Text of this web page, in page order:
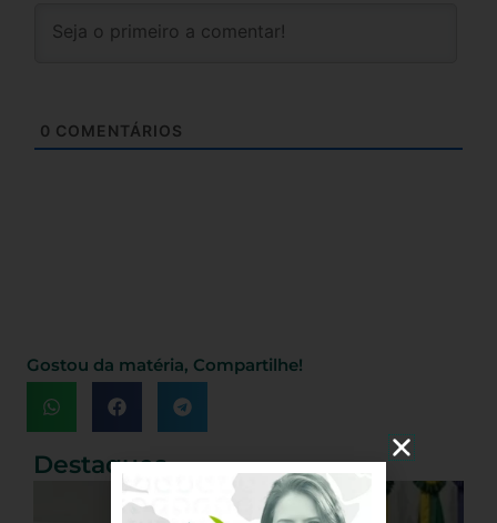
0 COMENTÁRIOS
Gostou da matéria, Compartilhe!
Destaques